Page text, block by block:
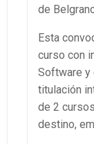
de
Esta
curso con
Software y
titulación
de 2
destino,